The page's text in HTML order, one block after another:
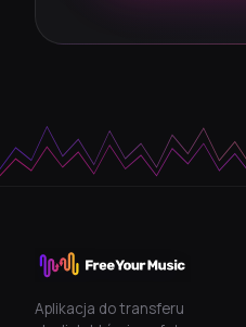
Aplikacja do transferu